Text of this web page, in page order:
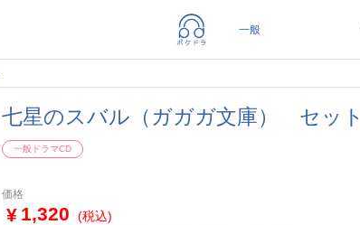
七星のスバル（ガガガ文庫） セット
一般ドラマCD
価格
1,320 (税込)